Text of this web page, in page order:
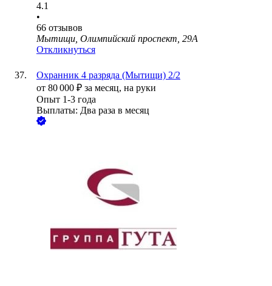
4.1
•
66 отзывов
Мытищи, Олимпийский проспект, 29А
Откликнуться
Охранник 4 разряда (Мытищи) 2/2
от 80 000 ₽ за месяц, на руки
Опыт 1-3 года
Выплаты: Два раза в месяц